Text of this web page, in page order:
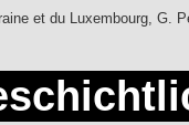
et du Luxembourg, G.